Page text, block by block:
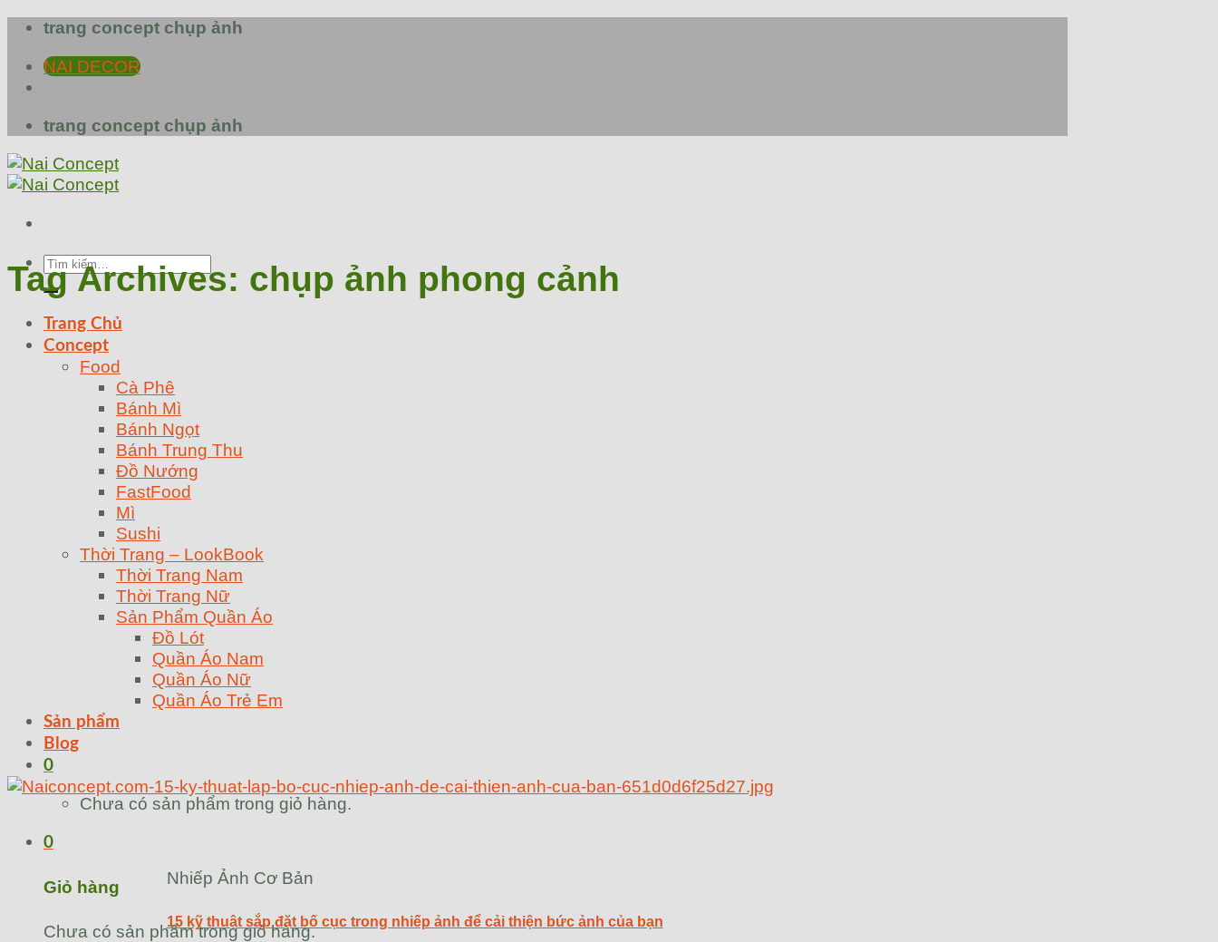
Skip
content
trang concept chụp ảnh
NAI DECOR
trang concept chụp ảnh
Tìm
kiếm:
Trang Chủ
Concept
Food
Cà Phê
Bánh Mì
Bánh Ngọt
Bánh Trung Thu
Đồ Nướng
FastFood
Mì
Sushi
Thời Trang – LookBook
Thời Trang Nam
Thời Trang Nữ
Sản Phẩm Quần Áo
Đồ Lót
Quần Áo Nam
Quần Áo Nữ
Quần Áo Trẻ Em
Sản phẩm
Blog
0
Chưa có sản phẩm trong giỏ hàng.
0
Giỏ hàng
Chưa có sản phẩm trong giỏ hàng.
Tag Archives: chụp ảnh phong cảnh
Nhiếp Ảnh Cơ Bản
15 kỹ thuật sắp đặt bố cục trong nhiếp ảnh để cải thiện bức ảnh của bạn